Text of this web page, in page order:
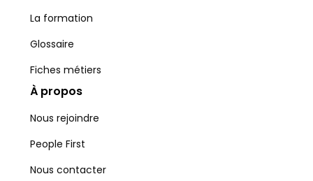
La formation
Glossaire
Fiches métiers
À propos
Nous rejoindre
People First
Nous contacter